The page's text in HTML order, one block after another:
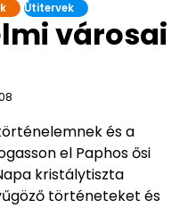
Útitervek
városai
és a
el Paphos ősi
kristálytiszta
történeteket és